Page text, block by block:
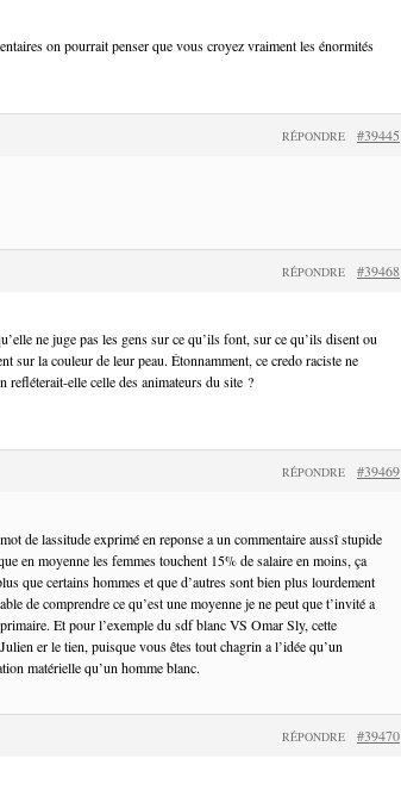
on pourrait penser que vous croyez vraiment les énormités
#39445
RÉPONDRE
#39468
RÉPONDRE
ne juge pas les gens sur ce qu’ils font, sur ce qu’ils disent ou
sur la couleur de leur peau. Étonnamment, ce credo raciste ne
refléterait-elle celle des animateurs du site ?
#39469
RÉPONDRE
de lassitude exprimé en reponse a un commentaire aussî stupide
en moyenne les femmes touchent 15% de salaire en moins, ça
que certains hommes et que d’autres sont bien plus lourdement
de comprendre ce qu’est une moyenne je ne peut que t’invité a
Et pour l’exemple du sdf blanc VS Omar Sly, cette
er le tien, puisque vous êtes tout chagrin a l’idée qu’un
matérielle qu’un homme blanc.
#39470
RÉPONDRE